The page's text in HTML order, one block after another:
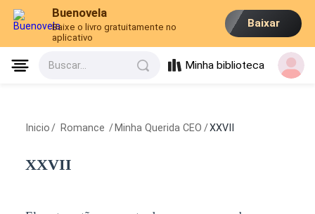
Buenovela
Baixe o livro gratuitamente no
aplicativo
Baixar
Buscar... Minha biblioteca
Inicio / Romance / Minha Querida CEO /XXVII
XXVII